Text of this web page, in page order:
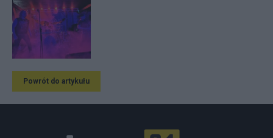
Powrót do artykułu